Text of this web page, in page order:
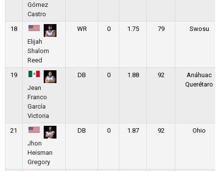
Gómez
Castro
18
Elijah
Shalom
Reed
WR 0 1.75 79 Swosu
19
Jean
Franco
García
Victoria
DB 0 1.88 92
Anáhuac
Querétaro
21
Jhon
Heisman
Gregory
DB 0 1.87 92 Ohio